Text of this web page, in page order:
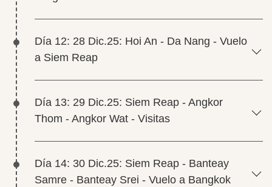
Día 12: 28 Dic.25: Hoi An - Da Nang - Vuelo
a Siem Reap
Día 13: 29 Dic.25: Siem Reap - Angkor
Thom - Angkor Wat - Visitas
Día 14: 30 Dic.25: Siem Reap - Banteay
Samre - Banteay Srei - Vuelo a Bangkok